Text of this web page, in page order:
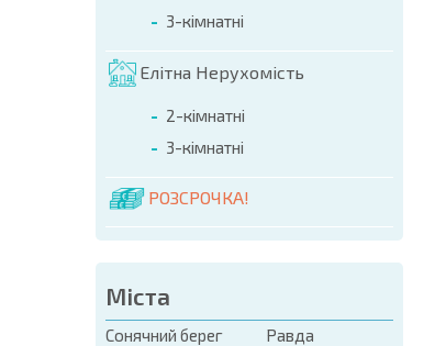
3-кімнатні
Елітна Нерухомість
2-кімнатні
3-кімнатні
РОЗСРОЧКА!
Міста
Сонячний берег
Равда